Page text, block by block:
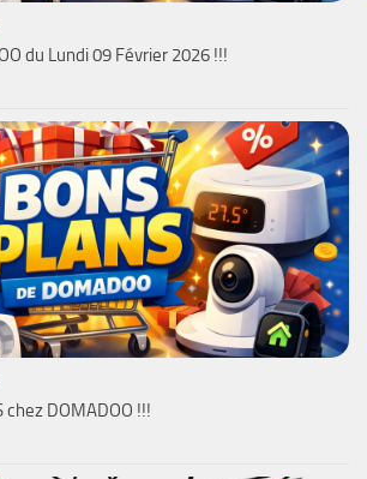
du Lundi 09 Février 2026 !!!
chez DOMADOO !!!